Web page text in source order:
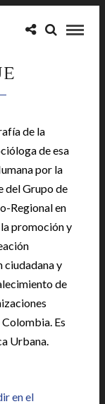
de la
de esa
por la
del Grupo de
Regional en
promoción y
ciudadana y
de
Es
Urbana.
en el